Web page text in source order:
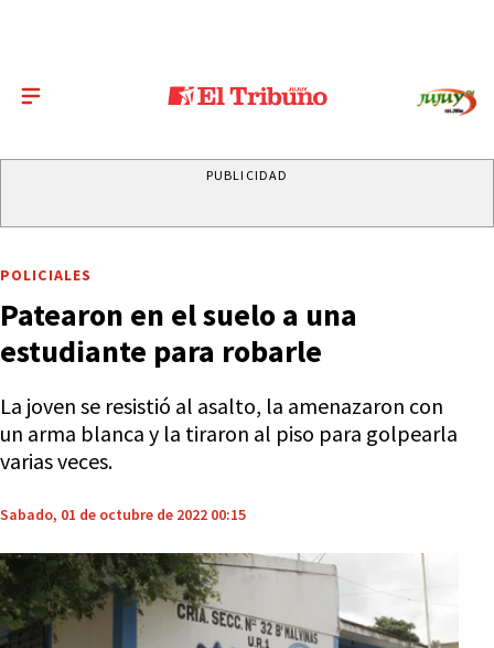
PUBLICIDAD
POLICIALES
Patearon en el suelo a una
estudiante para robarle
La joven se resistió al asalto, la amenazaron con
un arma blanca y la tiraron al piso para golpearla
varias veces.
Sabado, 01 de octubre de 2022 00:15